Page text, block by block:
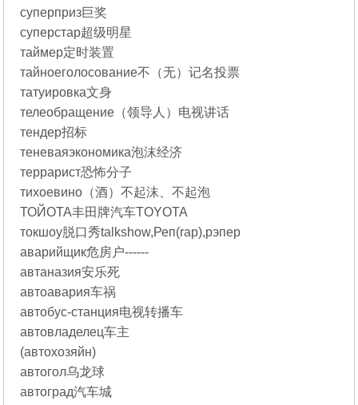
суперприз巨奖
суперстар超级明星
таймер定时装置
тайноеголосование不（无）记名投票
татуировка文身
телеобращение（领导人）电视讲话
тендер招标
теневаяэкономика泡沫经济
террарист恐怖分子
тихоевино（酒）不起沫、不起泡
ТОЙОТА丰田牌汽车TOYOTA
токшоу脱口秀talkshow,Реп(rap),рэпер
аварийщик危房户------
автаназия安乐死
автоавария车祸
автобус-станция电视转播车
автовладелец车主
(автохозяйн)
автогол乌龙球
автоград汽车城